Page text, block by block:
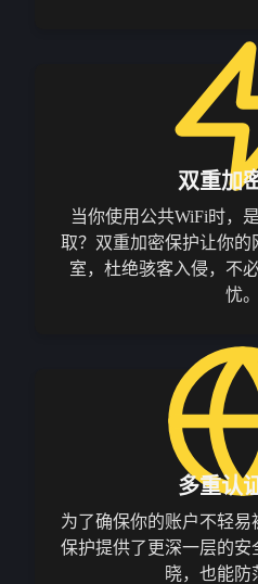
双重加
当你使用公共WiFi时，
取？双重加密保护让你的
室，杜绝骇客入侵，不
忧。
多重认
为了确保你的账户不轻
保护提供了更深一层的安
晓，也能防